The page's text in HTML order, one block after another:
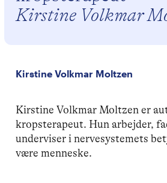
Kirstine Volkmar
Kirstine Volkmar Moltzen
Kirstine Volkmar Moltzen er
kropsterapeut. Hun arbejder,
underviser i nervesystemets
være menneske.